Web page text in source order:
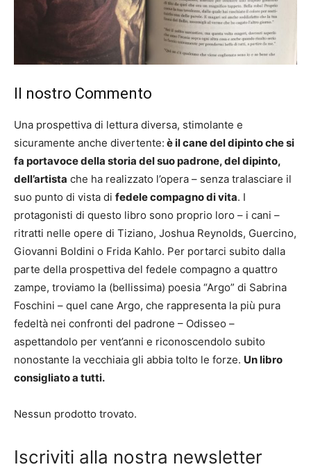
Il nostro Commento
Una prospettiva di lettura diversa, stimolante e
sicuramente anche divertente: è il cane del dipinto che si
fa portavoce della storia del suo padrone, del dipinto,
dell’artista che ha realizzato l’opera – senza tralasciare il
suo punto di vista di fedele compagno di vita. I
protagonisti di questo libro sono proprio loro – i cani –
ritratti nelle opere di Tiziano, Joshua Reynolds, Guercino,
Giovanni Boldini o Frida Kahlo. Per portarci subito dalla
parte della prospettiva del fedele compagno a quattro
zampe, troviamo la (bellissima) poesia “Argo” di Sabrina
Foschini – quel cane Argo, che rappresenta la più pura
fedeltà nei confronti del padrone – Odisseo –
aspettandolo per vent’anni e riconoscendolo subito
nonostante la vecchiaia gli abbia tolto le forze. Un libro
consigliato a tutti.
Nessun prodotto trovato.
Iscriviti alla nostra newsletter